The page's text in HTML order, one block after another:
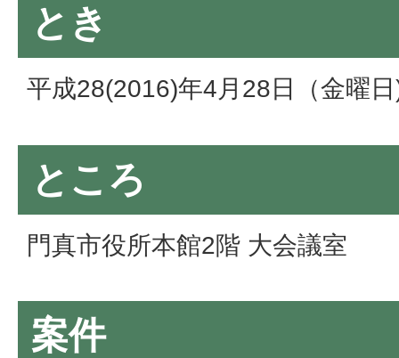
とき
平成28(2016)年4月28日（金曜
ところ
門真市役所本館2階 大会議室
案件